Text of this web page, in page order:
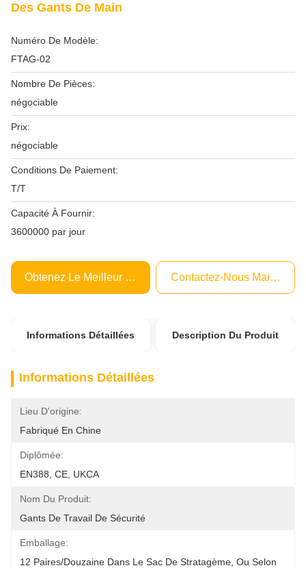
Des Gants De Main
Numéro De Modèle:
FTAG-02
Nombre De Pièces:
négociable
Prix:
négociable
Conditions De Paiement:
T/T
Capacité À Fournir:
3600000 par jour
Obtenez Le Meilleur Prix Contactez-Nous Maintenant
Informations Détaillées Description Du Produit
Informations Détaillées
Lieu D'origine:
Fabriqué En Chine
Diplômée:
EN388, CE, UKCA
Nom Du Produit:
Gants De Travail De Sécurité
Emballage:
12 Paires/douzaine Dans Le Sac De Stratagème, Ou Selon